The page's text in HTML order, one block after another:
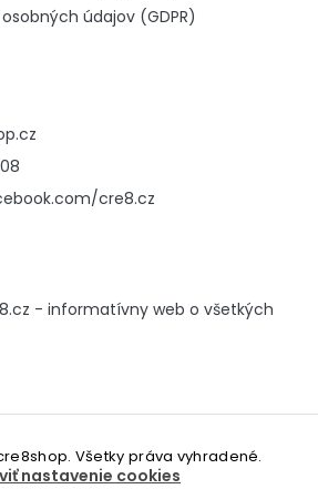
údajov (GDPR)
cre8.cz
- informatívny web o všetkých
. Všetky práva vyhradené.
nastavenie cookies